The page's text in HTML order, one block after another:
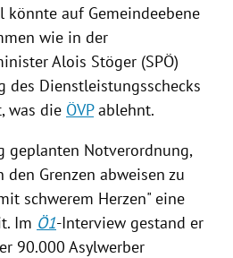
könnte auf Gemeindeebene
wie in der
Alois Stöger (SPÖ)
des Dienstleistungsschecks
was die ÖVPablehnt.
geplanten Notverordnung,
Grenzen abweisen zu
schwerem Herzen" eine
Im Ö1-Interview gestand er
90.000 Asylwerber